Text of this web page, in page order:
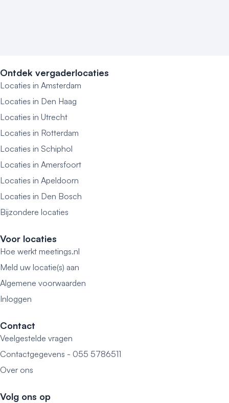
Ontdek vergaderlocaties
Locaties in Amsterdam
Locaties in Den Haag
Locaties in Utrecht
Locaties in Rotterdam
Locaties in Schiphol
Locaties in Amersfoort
Locaties in Apeldoorn
Locaties in Den Bosch
Bijzondere locaties
Voor locaties
Hoe werkt meetings.nl
Meld uw locatie(s) aan
Algemene voorwaarden
Inloggen
Contact
Veelgestelde vragen
Contactgegevens - 055 5786511
Over ons
Volg ons op